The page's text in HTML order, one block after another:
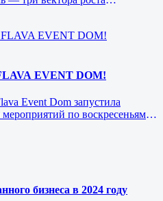
EVENT DOM!
Event Dom запустила
по воскресеньям за
бизнеса в 2024 году